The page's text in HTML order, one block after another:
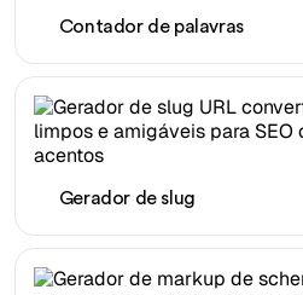
Contador de palavras
Gerador de slug